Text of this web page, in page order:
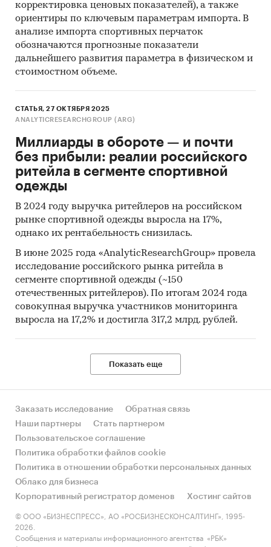
корректировка ценовых показателей), а также
ориентиры по ключевым параметрам импорта. В
анализе импорта спортивных перчаток
обозначаются прогнозные показатели
дальнейшего развития параметра в физическом и
стоимостном объеме.
СТАТЬЯ, 27 ОКТЯБРЯ 2025
ANALYTICRESEARCHGROUP (ARG)
Миллиарды в обороте — и почти
без прибыли: реалии российского
ритейла в сегменте спортивной
одежды
В 2024 году выручка ритейлеров на российском
рынке спортивной одежды выросла на 17%,
однако их рентабельность снизилась.
В июне 2025 года «AnalyticResearchGroup» провела
исследование российского рынка ритейла в
сегменте спортивной одежды (~150
отечественных ритейлеров). По итогам 2024 года
совокупная выручка участников мониторинга
выросла на 17,2% и достигла 317,2 млрд. рублей.
Показать еще
Заказать исследование
Обратная связь
Наши партнеры
Стать партнером
Пользовательское соглашение
Политика обработки файлов cookie
Политика в отношении обработки персональных данных
Облако для бизнеса
Корпоративный регистратор доменов
Хостинг сайтов
© ООО «БИЗНЕСПРЕСС», АО «РОСБИЗНЕСКОНСАЛТИНГ», 1995-
2026.
Сообщения и материалы информационного агентства «РБК»